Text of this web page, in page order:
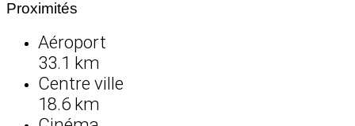
Proximités
Aéroport
33.1 km
Centre ville
18.6 km